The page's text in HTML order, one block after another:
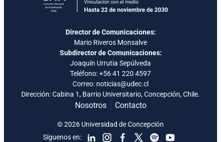
Director de Comunicaciones:
Mario Riveros Monsalve
Subdirector de Comunicaciones:
Joaquín Urrutia Sepúlveda
Teléfono:+56 41 220 4597
Correo: noticias@udec.cl
Dirección: Cabina 1, Barrio Universitario, Concepción, Chile.
Nosotros Contacto
Síguenos en:
© 2026 Universidad de Concepción